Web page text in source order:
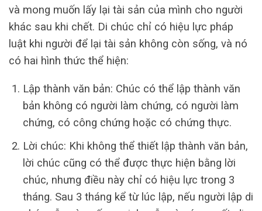
và mong muốn lấy lại tài sản của mình cho người
khác sau khi chết. Di chúc chỉ có hiệu lực pháp
luật khi người để lại tài sản không còn sống, và nó
có hai hình thức thể hiện:
Lập thành văn bản: Chúc có thể lập thành văn
bản không có người làm chứng, có người làm
chứng, có công chứng hoặc có chứng thực.
Lời chúc: Khi không thể thiết lập thành văn bản,
lời chúc cũng có thể được thực hiện bằng lời
chúc, nhưng điều này chỉ có hiệu lực trong 3
tháng. Sau 3 tháng kể từ lúc lập, nếu người lập di